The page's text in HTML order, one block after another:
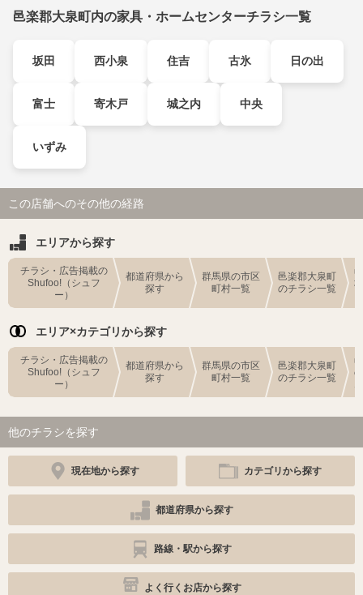
邑楽郡大泉町内の家具・ホームセンターチラシ一覧
坂田 西小泉 住吉 古氷 日の出
富士 寄木戸 城之内 中央
いずみ
この店舗へのその他の経路
エリアから探す
チラシ・広告掲載の
Shufoo!（シュフ
ー）
都道府県から
探す
群馬県の市区
町村一覧
邑楽郡大泉町
のチラシ一覧
エリア×カテゴリから探す
チラシ・広告掲載の
Shufoo!（シュフ
ー）
都道府県から
探す
群馬県の市区
町村一覧
邑楽郡大泉町
のチラシ一覧
他のチラシを探す
現在地から探す カテゴリから探す
都道府県から探す
路線・駅から探す
よく行くお店から探す